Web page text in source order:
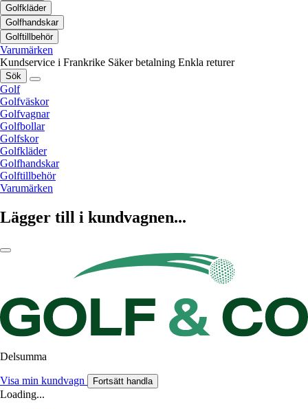
Golfkläder
Golfhandskar
Golftillbehör
Varumärken
Kundservice i Frankrike Säker betalning Enkla returer
Sök
Golf
Golfväskor
Golfvagnar
Golfbollar
Golfskor
Golfkläder
Golfhandskar
Golftillbehör
Varumärken
Lägger till i kundvagnen...
Delsumma
Visa min kundvagn Fortsätt handla
Loading...